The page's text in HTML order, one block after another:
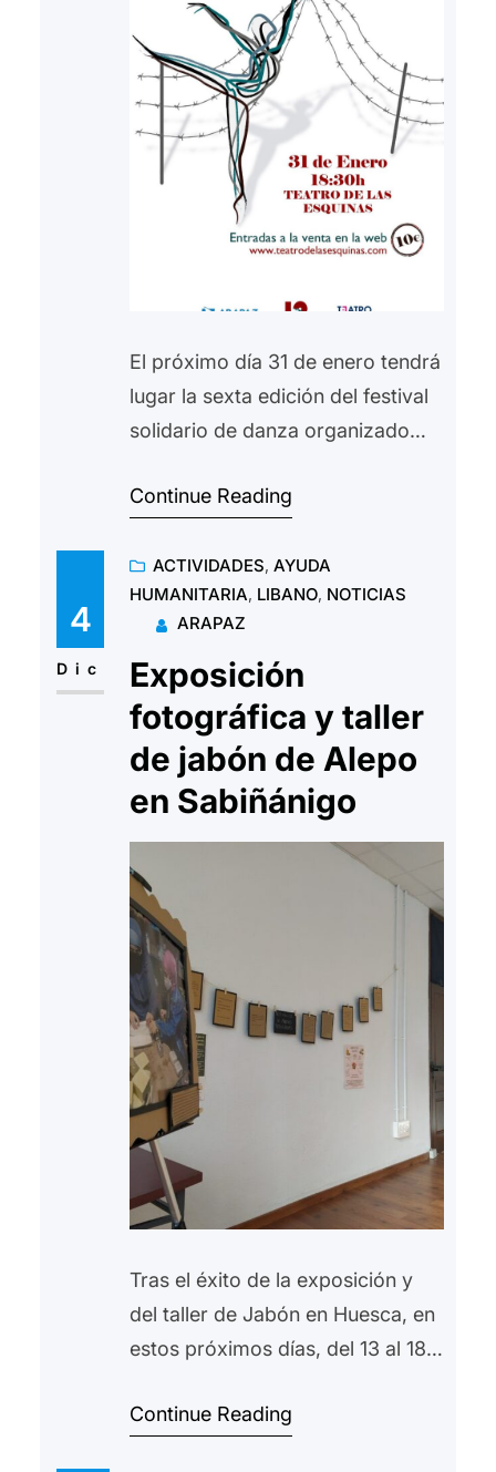
El próximo día 31 de enero tendrá
lugar la sexta edición del festival
solidario de danza organizado
Estudio 12. El festival se
esquinas de Zaragoza a partir de
las 18:30 horas. Ya se pueden
adquirir las entradas en las o en
la web del…
Continue Reading
4
Dic
ACTIVIDADES, AYUDA
HUMANITARIA, LIBANO, NOTICIAS
ARAPAZ
Exposición
fotográfica y taller
de jabón de Alepo
en Sabiñánigo
Tras el éxito de la exposición y
del taller de Jabón en Huesca, en
estos próximos días, del 13 al 18
Sabiñánigo una exposición sobre
Continue Reading